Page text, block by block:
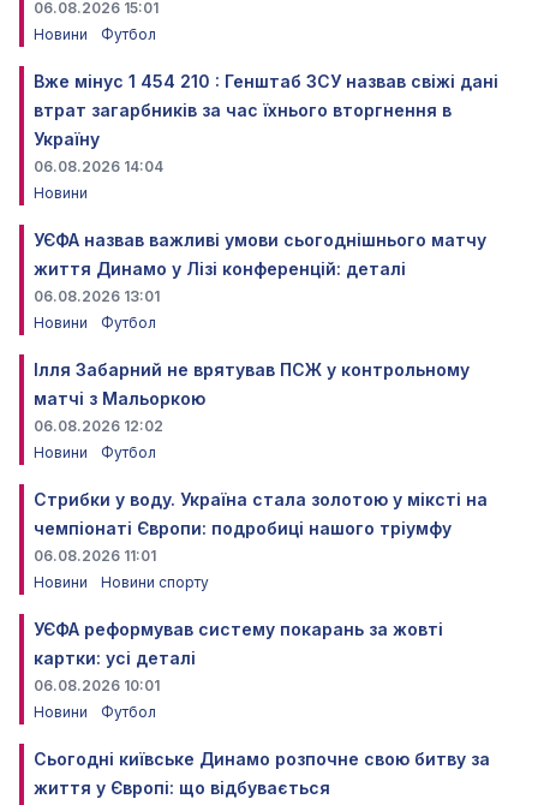
06.08.2026 15:01
Новини
Футбол
Вже мінус 1 454 210 : Генштаб ЗСУ назвав свіжі дані
втрат загарбників за час їхнього вторгнення в
Україну
06.08.2026 14:04
Новини
УЄФА назвав важливі умови сьогоднішнього матчу
життя Динамо у Лізі конференцій: деталі
06.08.2026 13:01
Новини
Футбол
Ілля Забарний не врятував ПСЖ у контрольному
матчі з Мальоркою
06.08.2026 12:02
Новини
Футбол
Стрибки у воду. Україна стала золотою у міксті на
чемпіонаті Європи: подробиці нашого тріумфу
06.08.2026 11:01
Новини
Новини спорту
УЄФА реформував систему покарань за жовті
картки: усі деталі
06.08.2026 10:01
Новини
Футбол
Сьогодні київське Динамо розпочне свою битву за
життя у Європі: що відбувається